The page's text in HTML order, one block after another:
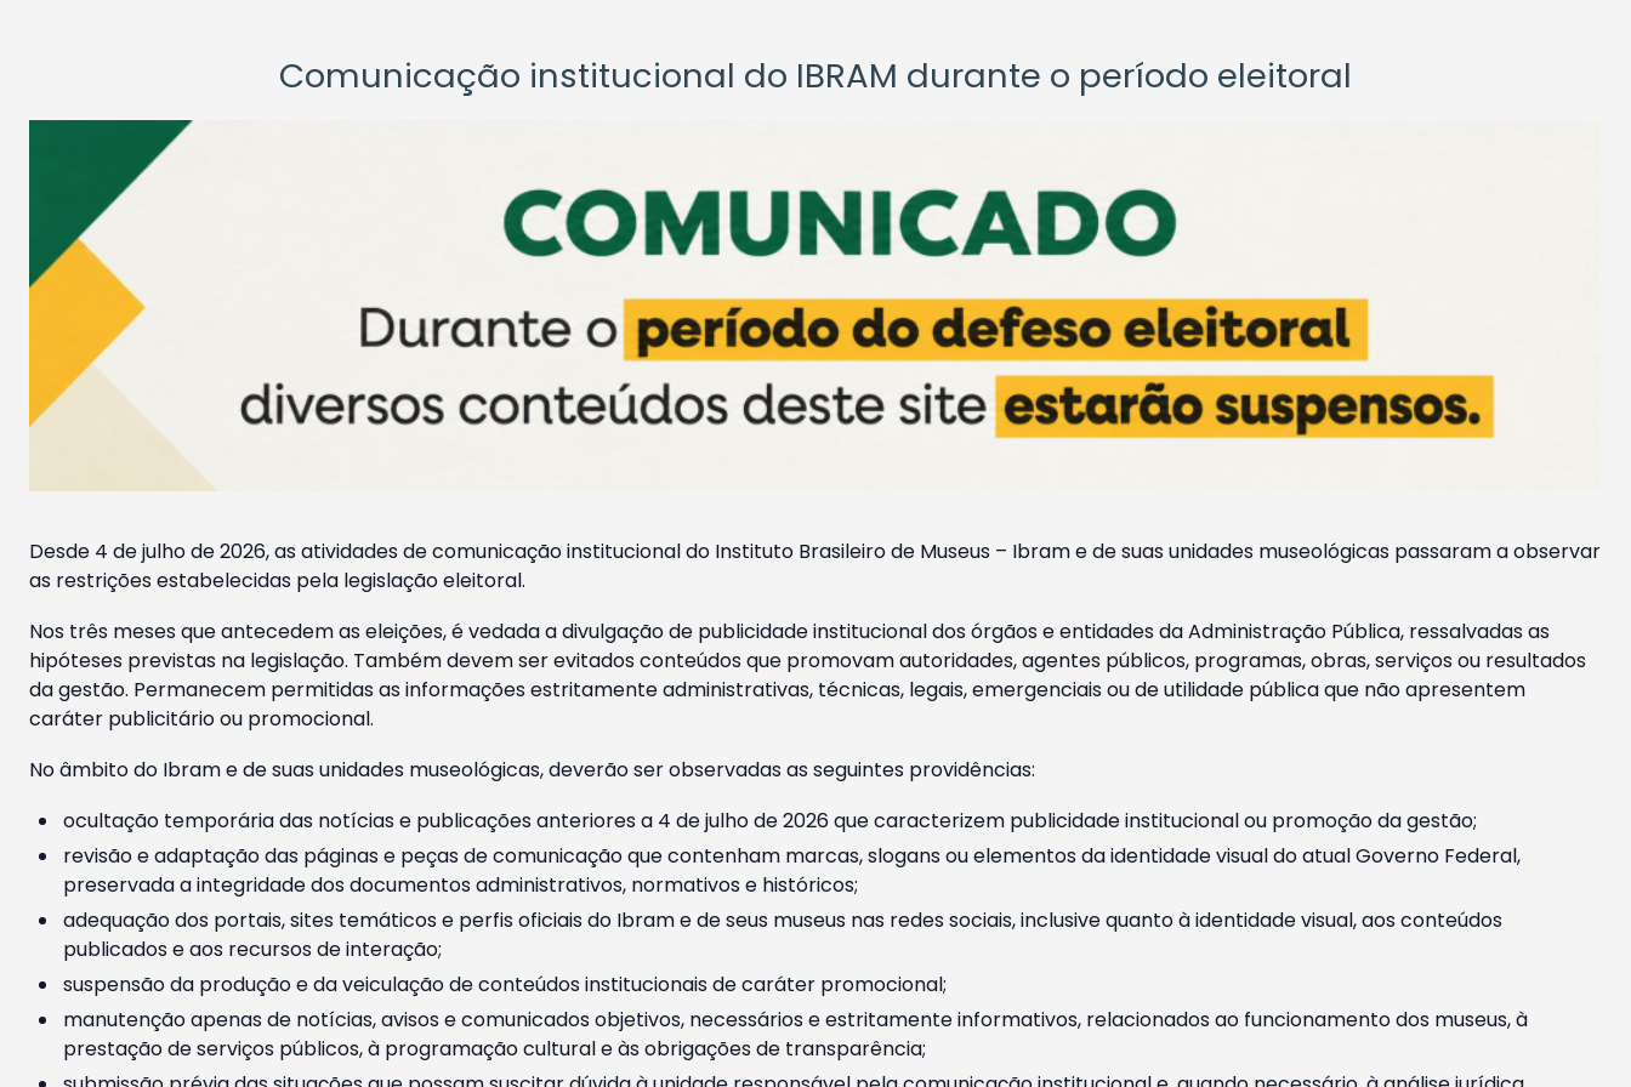
Comunicação institucional do IBRAM durante o período eleitoral
Desde 4 de julho de 2026, as atividades de comunicação institucional do Instituto Brasileiro de Museus – Ibram e de suas unidades museológicas passaram a observar
as restrições estabelecidas pela legislação eleitoral.
Nos três meses que antecedem as eleições, é vedada a divulgação de publicidade institucional dos órgãos e entidades da Administração Pública, ressalvadas as
hipóteses previstas na legislação. Também devem ser evitados conteúdos que promovam autoridades, agentes públicos, programas, obras, serviços ou resultados
da gestão. Permanecem permitidas as informações estritamente administrativas, técnicas, legais, emergenciais ou de utilidade pública que não apresentem
caráter publicitário ou promocional.
No âmbito do Ibram e de suas unidades museológicas, deverão ser observadas as seguintes providências:
ocultação temporária das notícias e publicações anteriores a 4 de julho de 2026 que caracterizem publicidade institucional ou promoção da gestão;
revisão e adaptação das páginas e peças de comunicação que contenham marcas, slogans ou elementos da identidade visual do atual Governo Federal,
preservada a integridade dos documentos administrativos, normativos e históricos;
adequação dos portais, sites temáticos e perfis oficiais do Ibram e de seus museus nas redes sociais, inclusive quanto à identidade visual, aos conteúdos
publicados e aos recursos de interação;
suspensão da produção e da veiculação de conteúdos institucionais de caráter promocional;
manutenção apenas de notícias, avisos e comunicados objetivos, necessários e estritamente informativos, relacionados ao funcionamento dos museus, à
prestação de serviços públicos, à programação cultural e às obrigações de transparência;